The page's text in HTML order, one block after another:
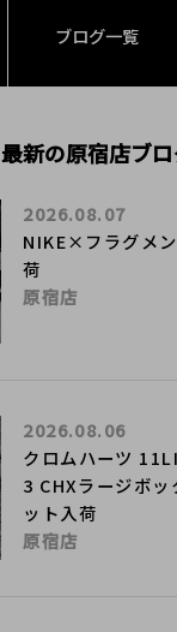
ブログ一覧
最新の原宿店ブ
NIKE×フラグメ
荷
2026.08.07
原宿店
クロムハーツ
3 CHXラージボッ
ット入荷
2026.08.06
原宿店